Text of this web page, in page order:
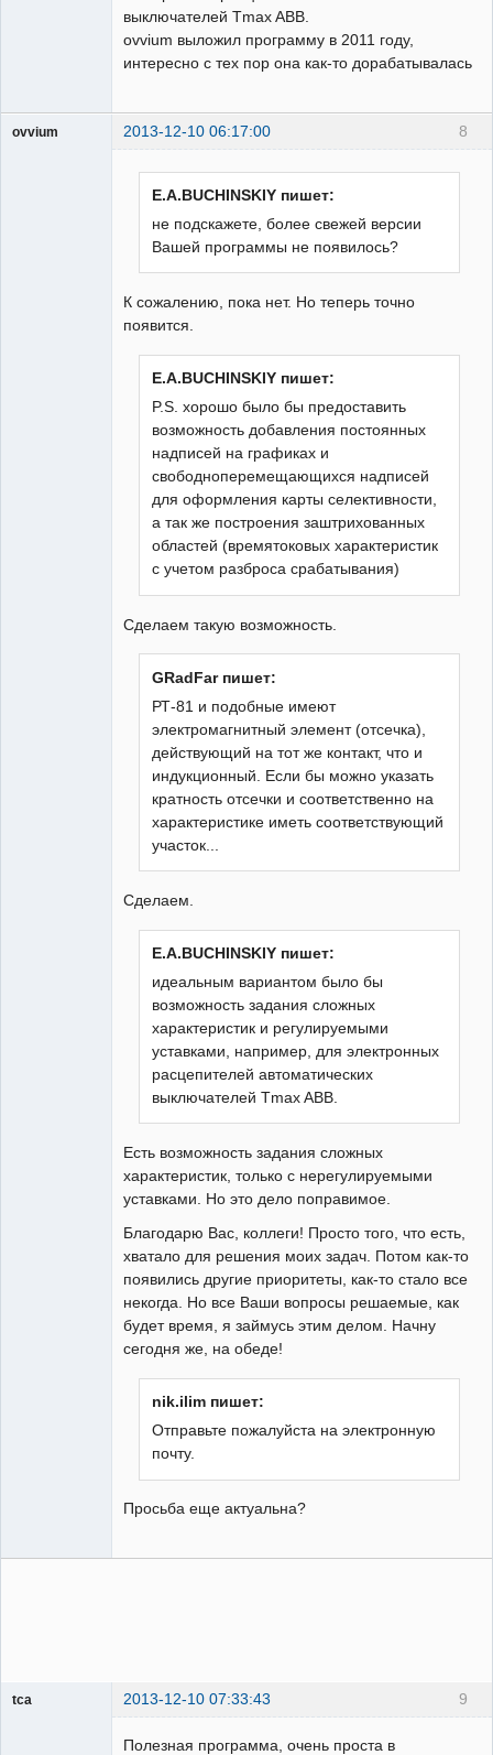
выключателей Tmax ABB.
ovvium выложил программу в 2011 году,
интересно с тех пор она как-то дорабатывалась
8
ovvium 2013-12-10 06:17:00
E.A.BUCHINSKIY пишет:
не подскажете, более свежей версии
Вашей программы не появилось?
К сожалению, пока нет. Но теперь точно
появится.
E.A.BUCHINSKIY пишет:
P.S. хорошо было бы предоставить
возможность добавления постоянных
надписей на графиках и
свободноперемещающихся надписей
для оформления карты селективности,
а так же построения заштрихованных
областей (времятоковых характеристик
с учетом разброса срабатывания)
Сделаем такую возможность.
GRadFar пишет:
РТ-81 и подобные имеют
электромагнитный элемент (отсечка),
действующий на тот же контакт, что и
индукционный. Если бы можно указать
кратность отсечки и соответственно на
характеристике иметь соответствующий
участок...
Сделаем.
E.A.BUCHINSKIY пишет:
идеальным вариантом было бы
возможность задания сложных
характеристик и регулируемыми
уставками, например, для электронных
расцепителей автоматических
выключателей Tmax ABB.
Есть возможность задания сложных
характеристик, только с нерегулируемыми
уставками. Но это дело поправимое.
Благодарю Вас, коллеги! Просто того, что есть,
хватало для решения моих задач. Потом как-то
появились другие приоритеты, как-то стало все
некогда. Но все Ваши вопросы решаемые, как
будет время, я займусь этим делом. Начну
сегодня же, на обеде!
nik.ilim пишет:
Отправьте пожалуйста на электронную
почту.
Просьба еще актуальна?
9
tca 2013-12-10 07:33:43
Полезная программа, очень проста в